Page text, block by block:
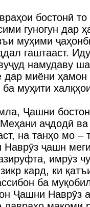
бостонӣ
гуногун дар
муҳими
гаштааст.
намудаву
дар миёни
ба муҳити
Ҷашни
аҷдодӣ
на танҳо мо –
Наврӯз ҷашн
имрӯз
кард, ки
ба
Ҷашни Наврӯз